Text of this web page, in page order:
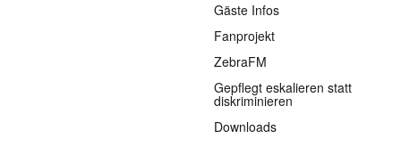
Gäste Infos
Fanprojekt
ZebraFM
Gepflegt eskalieren statt
diskriminieren
Downloads